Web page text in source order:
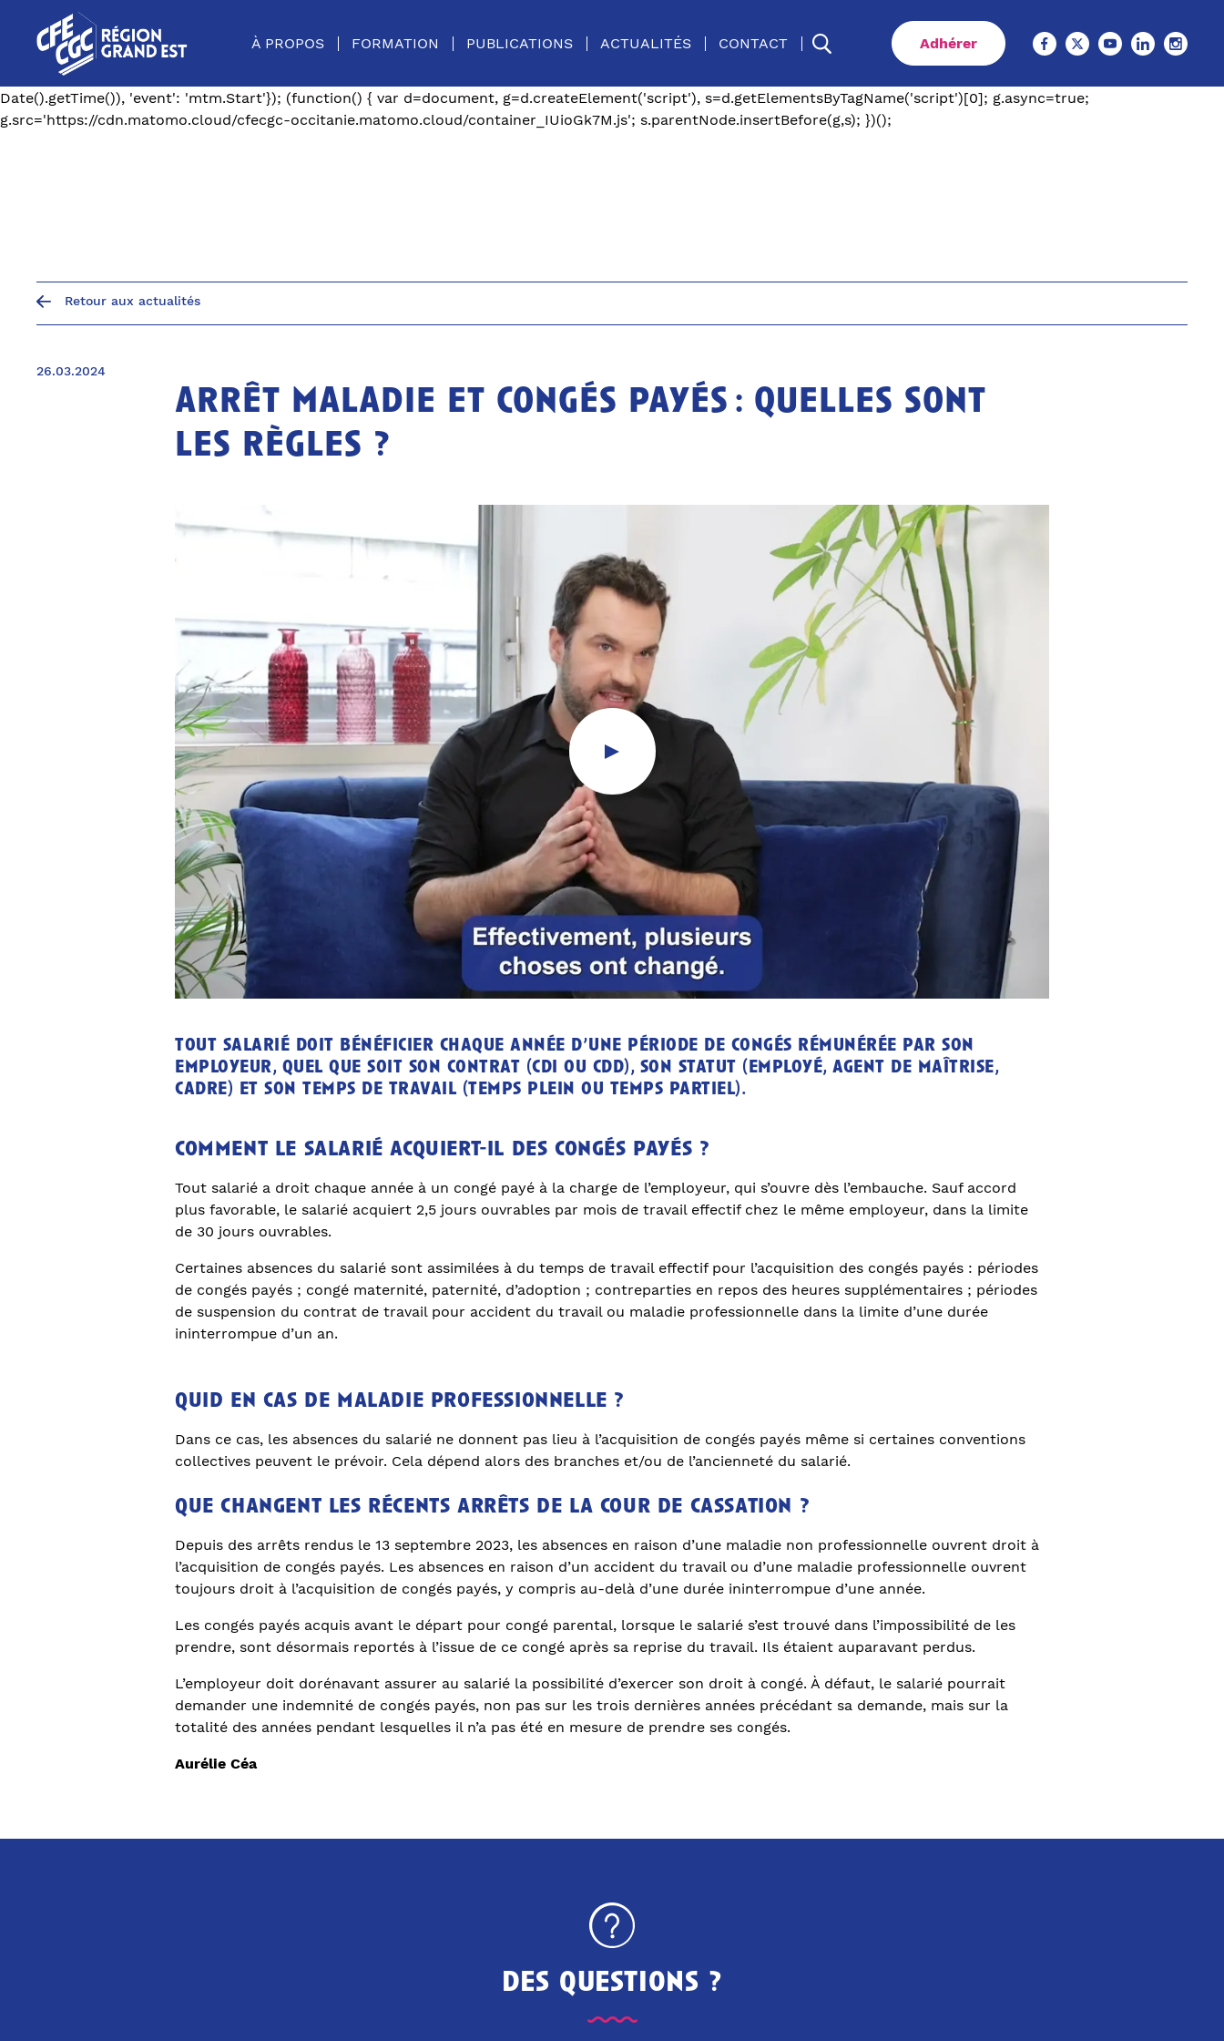
var _paq = window._paq = window._paq || []; /* tracker methods like "setCustomDimension" should be called before "trackPageView" */ _paq.push(['trackPageView']);
_paq.push(['enableLinkTracking']); (function() { var u="https://cfecgc-occitanie.matomo.cloud/"; _paq.push(['setTrackerUrl', u+'matomo.php']); _paq.push(['setSiteId', '10']);
var d=document, g=d.createElement('script'), s=d.getElementsByTagName('script')[0]; g.async=true; g.src='//cdn.matomo.cloud/cfecgc-
occitanie.matomo.cloud/matomo.js'; s.parentNode.insertBefore(g,s); })(); var _mtm = window._mtm = window._mtm || []; _mtm.push({'mtm.startTime': (new
Date().getTime()), 'event': 'mtm.Start'}); (function() { var d=document, g=d.createElement('script'), s=d.getElementsByTagName('script')[0]; g.async=true;
g.src='https://cdn.matomo.cloud/cfecgc-occitanie.matomo.cloud/container_IUioGk7M.js'; s.parentNode.insertBefore(g,s); })();
À PROPOS FORMATION PUBLICATIONS ACTUALITÉS CONTACT Adhérer
Retour aux actualités
26.03.2024
arrêt maladie et congés payés : quelles sont
les règles ?
tout salarié doit bénéficier chaque année d’une période de congés rémunérée par son
employeur, quel que soit son contrat (cdi ou cdd), son statut (employé, agent de maîtrise,
cadre) et son temps de travail (temps plein ou temps partiel).
comment le salarié acquiert-il des congés payés ?
Tout salarié a droit chaque année à un congé payé à la charge de l’employeur, qui s’ouvre dès l’embauche. Sauf accord
plus favorable, le salarié acquiert 2,5 jours ouvrables par mois de travail effectif chez le même employeur, dans la limite
de 30 jours ouvrables.
Certaines absences du salarié sont assimilées à du temps de travail effectif pour l’acquisition des congés payés : périodes
de congés payés ; congé maternité, paternité, d’adoption ; contreparties en repos des heures supplémentaires ; périodes
de suspension du contrat de travail pour accident du travail ou maladie professionnelle dans la limite d’une durée
ininterrompue d’un an.
quid en cas de maladie professionnelle ?
Dans ce cas, les absences du salarié ne donnent pas lieu à l’acquisition de congés payés même si certaines conventions
collectives peuvent le prévoir. Cela dépend alors des branches et/ou de l’ancienneté du salarié.
que changent les récents arrêts de la cour de cassation ?
Depuis des arrêts rendus le 13 septembre 2023, les absences en raison d’une maladie non professionnelle ouvrent droit à
l’acquisition de congés payés. Les absences en raison d’un accident du travail ou d’une maladie professionnelle ouvrent
toujours droit à l’acquisition de congés payés, y compris au-delà d’une durée ininterrompue d’une année.
Les congés payés acquis avant le départ pour congé parental, lorsque le salarié s’est trouvé dans l’impossibilité de les
prendre, sont désormais reportés à l’issue de ce congé après sa reprise du travail. Ils étaient auparavant perdus.
L’employeur doit dorénavant assurer au salarié la possibilité d’exercer son droit à congé. À défaut, le salarié pourrait
demander une indemnité de congés payés, non pas sur les trois dernières années précédant sa demande, mais sur la
totalité des années pendant lesquelles il n’a pas été en mesure de prendre ses congés.
Aurélie Céa
des questions ?